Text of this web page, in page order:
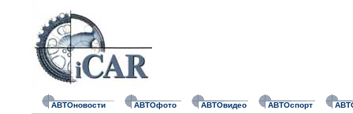
АВТОновости АВТОфото АВТОвидео АВТОспорт